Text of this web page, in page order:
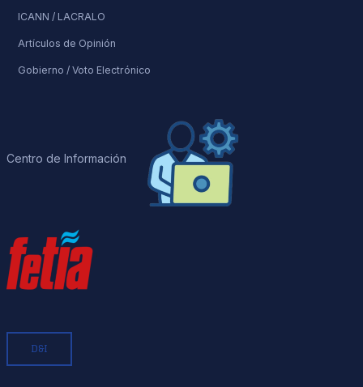
D&I
ICANN / LACRALO
Artículos de Opinión
Gobierno / Voto Electrónico
Centro de Información